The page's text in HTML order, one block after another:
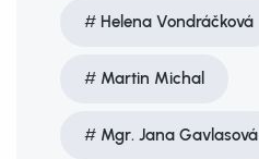
Helena Vondráčková
Martin Michal
Mgr. Jana Gavlasová